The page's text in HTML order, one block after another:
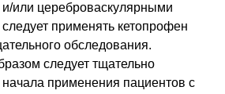
или цереброваскулярными
применять кетопрофен
обследования.
следует тщательно
применения пациентов с